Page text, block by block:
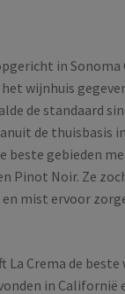
in
wijnhuis
de standaard
de thuisbasis
beste gebieden
Pinot Noir. Ze
mist ervoor
La Crema de
in Californië